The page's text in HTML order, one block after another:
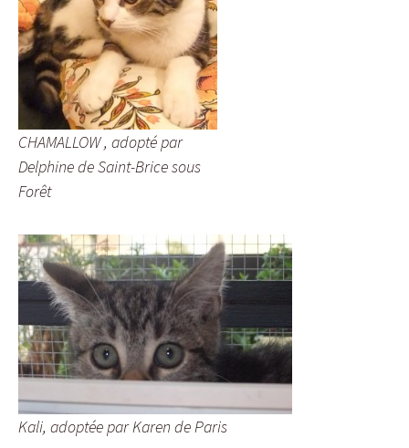
CHAMALLOW , adopté par
Delphine de Saint-Brice sous
Forêt
Kali, adoptée par Karen de Paris